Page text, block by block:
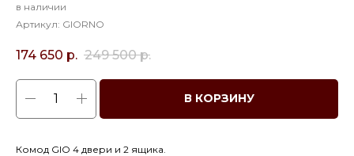
в наличии
Артикул: GIORNO
174 650 р. 249 500 р.
В КОРЗИНУ
Комод GIO 4 двери и 2 ящика.